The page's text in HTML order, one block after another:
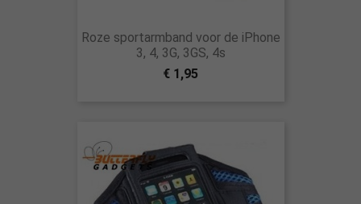
Roze sportarmband voor de iPhone
3, 4, 3G, 3GS, 4s
€ 1,95